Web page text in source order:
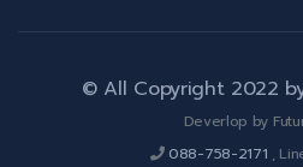
© All Copyright 2022
Deverlop by
088-758-2171 ,